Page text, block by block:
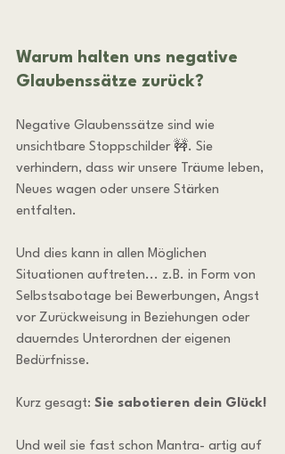
Warum halten uns negative
Glaubenssätze zurück?
Negative Glaubenssätze sind wie
unsichtbare Stoppschilder 🚧. Sie
verhindern, dass wir unsere Träume leben,
Neues wagen oder unsere Stärken
entfalten.
Und dies kann in allen Möglichen
Situationen auftreten... z.B. in Form von
Selbstsabotage bei Bewerbungen, Angst
vor Zurückweisung in Beziehungen oder
dauerndes Unterordnen der eigenen
Bedürfnisse.
Kurz gesagt: Sie sabotieren dein Glück!
Und weil sie fast schon Mantra- artig auf